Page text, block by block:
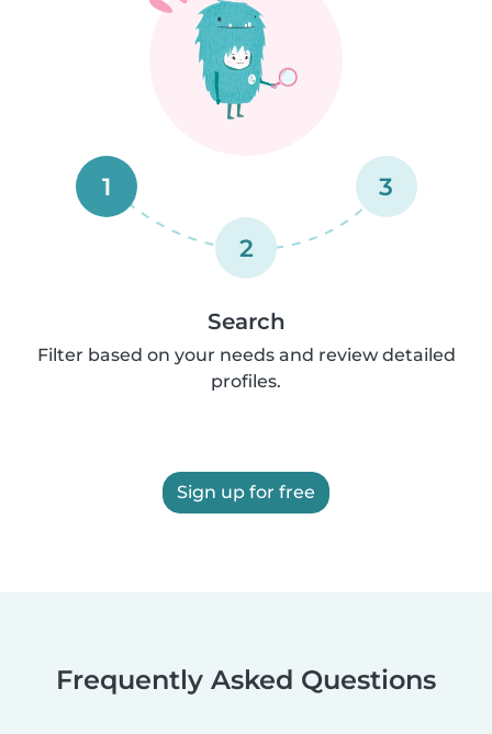
1
2
3
Search
Filter based on your needs and review detailed
profiles.
Sign up for free
Frequently Asked Questions